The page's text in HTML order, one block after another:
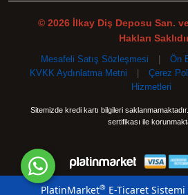
© 2026 İlkay Diş Deposu San.
Hakları
Mesafeli Satış Sözleşmesi Ön
KVKK Aydınlatma Metni
Çerez
Hizmetleri
Sitemizde kredi kartı bilgileri
sertifikası ile
PlatinMarket®E-Ticaret Sistemi